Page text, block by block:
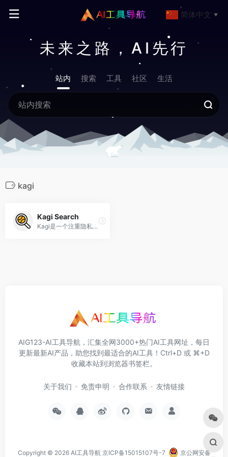
未来之路，AI先行
站内 搜索 工具 社区 生活
kagi
Kagi Search
Kagi是一个注重隐私、以用户为中心的搜索引擎。
AIG123-AI工具导航，汇集全网3000+热门AI工具网址，每日
更新最新AI产品，助您找到最适合的AI工具！Ctrl+D 或 ⌘+D
收藏本站到浏览器书签栏。
关于我们 免责申明 合作联系 友情链接
Copyright © 2026 AI工具导航 京ICP备15015107号-7 京公网安备
简体中文 ▼